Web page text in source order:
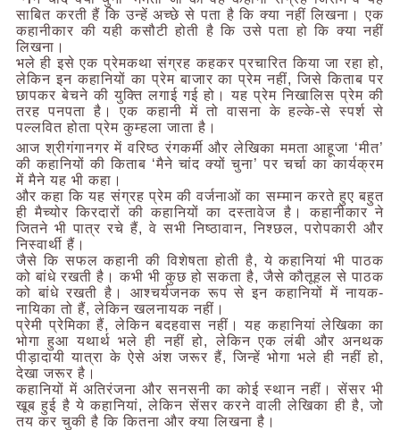
साबित करती हैं कि उन्हें अच्छे से पता है कि क्या नहीं लिखना। एक
कहानीकार की यही कसौटी होती है कि उसे पता हो कि क्या नहीं
लिखना।
भले ही इसे एक प्रेमकथा संग्रह कहकर प्रचारित किया जा रहा हो,
लेकिन इन कहानियों का प्रेम बाजार का प्रेम नहीं, जिसे किताब पर
छापकर बेचने की युक्ति लगाई गई हो। यह प्रेम निखालिस प्रेम की
तरह पनपता है। एक कहानी में तो वासना के हल्के-से स्पर्श से
पल्लवित होता प्रेम कुम्हला जाता है।
आज श्रीगंगानगर में वरिष्ठ रंगकर्मी और लेखिका ममता आहूजा ‘मीत’
की कहानियों की किताब ‘मैने चांद क्यों चुना’ पर चर्चा का कार्यक्रम
में मैने यह भी कहा।
और कहा कि यह संग्रह प्रेम की वर्जनाओं का सम्मान करते हुए बहुत
ही मैच्योर किरदारों की कहानियों का दस्तावेज है। कहानीकार ने
जितने भी पात्र रचे हैं, वे सभी निष्ठावान, निश्छल, परोपकारी और
निस्वार्थी हैं।
जैसे कि सफल कहानी की विशेषता होती है, ये कहानियां भी पाठक
को बांधे रखती है। कभी भी कुछ हो सकता है, जैसे कौतूहल से पाठक
को बांधे रखती है। आश्चर्यजनक रूप से इन कहानियों में नायक-
नायिका तो हैं, लेकिन खलनायक नहीं।
प्रेमी प्रेमिका हैं, लेकिन बदहवास नहीं। यह कहानियां लेखिका का
भोगा हुआ यथार्थ भले ही नहीं हो, लेकिन एक लंबी और अनथक
पीड़ादायी यात्रा के ऐसे अंश जरूर हैं, जिन्हें भोगा भले ही नहीं हो,
देखा जरूर है।
कहानियों में अतिरंजना और सनसनी का कोई स्थान नहीं। सेंसर भी
खूब हुई है ये कहानियां, लेकिन सेंसर करने वाली लेखिका ही है, जो
तय कर चुकी है कि कितना और क्या लिखना है।